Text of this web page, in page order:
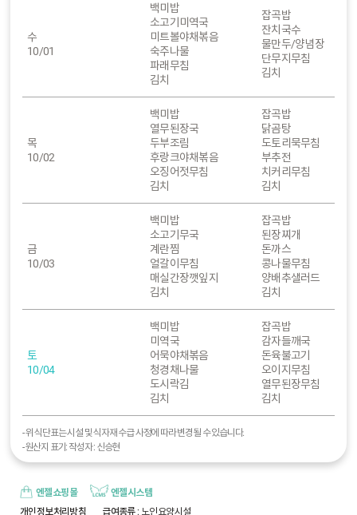
수
10/01
백미밥
소고기미역국
미트볼야채볶음
숙주나물
파래무침
김치
잡곡밥
잔치국수
물만두/양념장
단무지무침
김치
목
10/02
백미밥
열무된장국
두부조림
후랑크야채볶음
오징어젓무침
김치
잡곡밥
닭곰탕
도토리묵무침
부추전
치커리무침
김치
금
10/03
백미밥
소고기무국
계란찜
얼갈이무침
매실간장깻잎지
김치
잡곡밥
된장찌개
돈까스
콩나물무침
양배추샐러드
김치
토
10/04
백미밥
미역국
어묵야채볶음
청경채나물
도시락김
김치
잡곡밥
감자들깨국
돈육불고기
오이지무침
열무된장무침
김치
- 위 식단표는 시설 및 식자재 수급 사정에 따라 변경될 수 있습니다.
- 원산지 표기: 작성자 : 신승현
엔젤쇼핑몰
엔젤시스템
개인정보처리방침
급여종류 : 노인요양시설